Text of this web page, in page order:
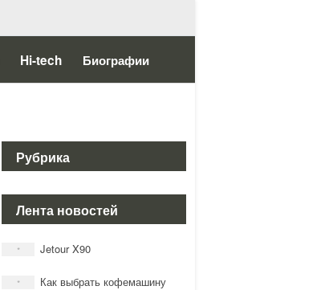
Hi-tech Биографии
Рубрика
Лента новостей
* Jetour X90
* Как выбрать кофемашину